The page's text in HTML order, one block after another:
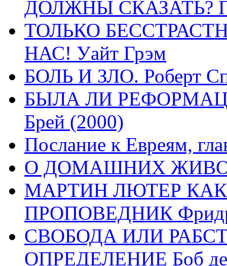
ДОЛЖНЫ СКАЗАТЬ?
ТОЛЬКО
НАС! Уайт Грэм
БОЛЬ И ЗЛО. Роберт
БЫЛА ЛИ
Брей (2000)
Послание к Евреям,
О ДОМАШНИХ
МАРТИН ЛЮТЕР
ПРОПОВЕДНИК
СВОБОДА ИЛИ
ОПРЕДЕЛЕНИЕ Боб де